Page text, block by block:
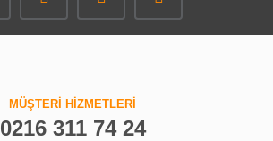
MÜŞTERİ HİZMETLERİ
0216 311 74 24